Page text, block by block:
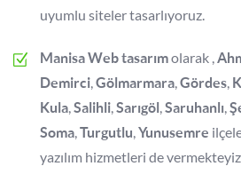
uyumlu siteler tasarlıyoruz.
Manisa Web tasarımolarak ,
Demirci,Gölmarmara,Gördes,
Kula,Salihli,Sarıgöl ,Saruhanlı,
Soma,Turgutlu,Yunusemre
yazılım hizmetleri de